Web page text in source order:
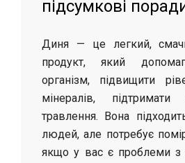
підсумкові
Диня — це легкий,
продукт, який
організм, підвищити
мінералів,
травлення. Вона
людей, але потребує
якщо у вас є проблеми з